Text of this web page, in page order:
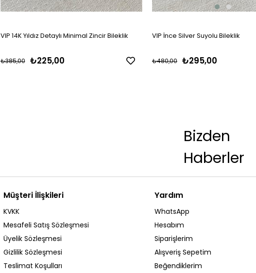
VIP 14K Yıldız Detaylı Minimal Zincir Bileklik
₺225,00
₺385,00
VIP İnce Silver Suyolu Bileklik
₺295,00
₺480,00
Bizden
Haberler
Müşteri İlişkileri
KVKK
Mesafeli Satış Sözleşmesi
Üyelik Sözleşmesi
Gizlilik Sözleşmesi
Teslimat Koşulları
Yardım
WhatsApp
Hesabım
Siparişlerim
Alışveriş Sepetim
Beğendiklerim